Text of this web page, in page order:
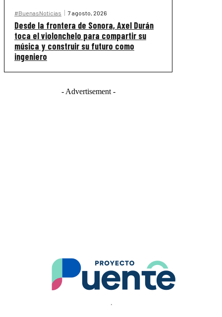
#BuenasNoticias 7 agosto, 2026
Desde la frontera de Sonora, Axel Durán
toca el violonchelo para compartir su
música y construir su futuro como
ingeniero
- Advertisement -
.